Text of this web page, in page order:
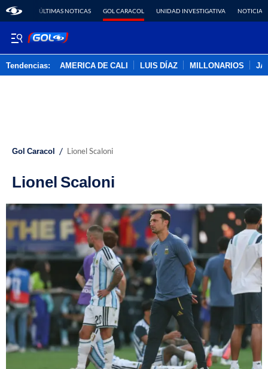
ÚLTIMAS NOTICAS GOL CARACOL UNIDAD INVESTIGATIVA NOTICIAS
Tendencias: AMERICA DE CALI LUIS DÍAZ MILLONARIOS
Gol Caracol / Lionel Scaloni
Lionel Scaloni